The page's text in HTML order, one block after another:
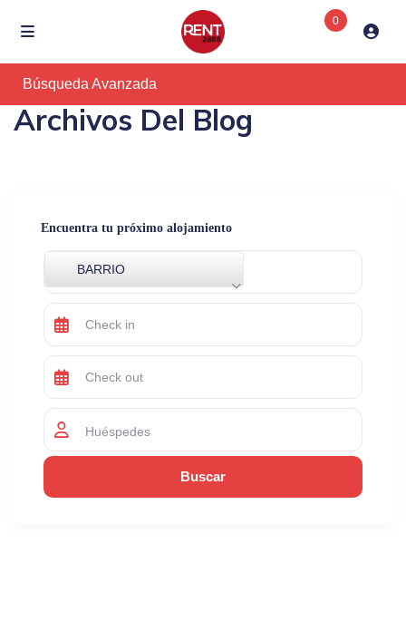
0
Búsqueda Avanzada
Archivos Del Blog
Encuentra tu próximo alojamiento
BARRIO
Huéspedes